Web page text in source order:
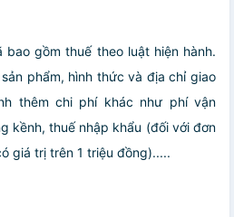
bao gồm thuế theo luật hiện hành.
phẩm, hình thức và địa chỉ giao
thêm chi phí khác như phí vận
kềnh, thuế nhập khẩu (đối với đơn
giá trị trên 1 triệu đồng).....